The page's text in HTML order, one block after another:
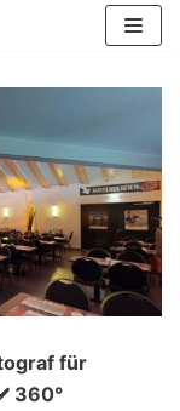
für
360°